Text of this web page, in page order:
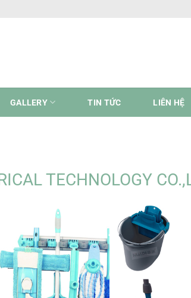
GALLERY TIN TỨC LIÊN HỆ
TECHNOLOGY